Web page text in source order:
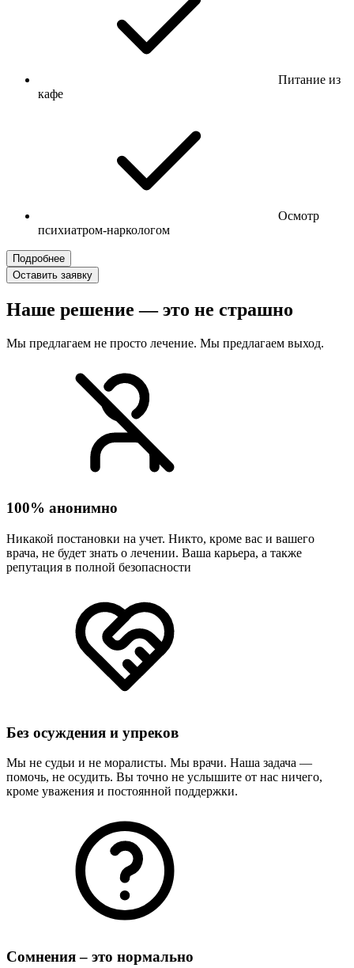
Питание из
кафе
Осмотр
психиатром-наркологом
Подробнее
Оставить заявку
Наше решение — это не страшно
Мы предлагаем не просто лечение. Мы предлагаем выход.
100% анонимно
Никакой постановки на учет. Никто, кроме вас и вашего
врача, не будет знать о лечении. Ваша карьера, а также
репутация в полной безопасности
Без осуждения и упреков
Мы не судьи и не моралисты. Мы врачи. Наша задача —
помочь, не осудить. Вы точно не услышите от нас ничего,
кроме уважения и постоянной поддержки.
Сомнения – это нормально